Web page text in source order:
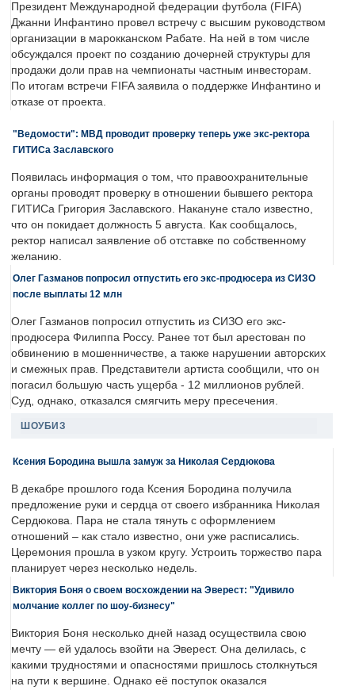
Президент Международной федерации футбола (FIFA)
Джанни Инфантино провел встречу с высшим руководством
организации в марокканском Рабате. На ней в том числе
обсуждался проект по созданию дочерней структуры для
продажи доли прав на чемпионаты частным инвесторам.
По итогам встречи FIFA заявила о поддержке Инфантино и
отказе от проекта.
"Ведомости": МВД проводит проверку теперь уже экс-ректора
ГИТИСа Заславского
Появилась информация о том, что правоохранительные
органы проводят проверку в отношении бывшего ректора
ГИТИСа Григория Заславского. Накануне стало известно,
что он покидает должность 5 августа. Как сообщалось,
ректор написал заявление об отставке по собственному
желанию.
Олег Газманов попросил отпустить его экс-продюсера из СИЗО
после выплаты 12 млн
Олег Газманов попросил отпустить из СИЗО его экс-
продюсера Филиппа Россу. Ранее тот был арестован по
обвинению в мошенничестве, а также нарушении авторских
и смежных прав. Представители артиста сообщили, что он
погасил большую часть ущерба - 12 миллионов рублей.
Суд, однако, отказался смягчить меру пресечения.
ШОУБИЗ
Ксения Бородина вышла замуж за Николая Сердюкова
В декабре прошлого года Ксения Бородина получила
предложение руки и сердца от своего избранника Николая
Сердюкова. Пара не стала тянуть с оформлением
отношений – как стало известно, они уже расписались.
Церемония прошла в узком кругу. Устроить торжество пара
планирует через несколько недель.
Виктория Боня о своем восхождении на Эверест: "Удивило
молчание коллег по шоу-бизнесу"
Виктория Боня несколько дней назад осуществила свою
мечту — ей удалось взойти на Эверест. Она делилась, с
какими трудностями и опасностями пришлось столкнуться
на пути к вершине. Однако её поступок оказался